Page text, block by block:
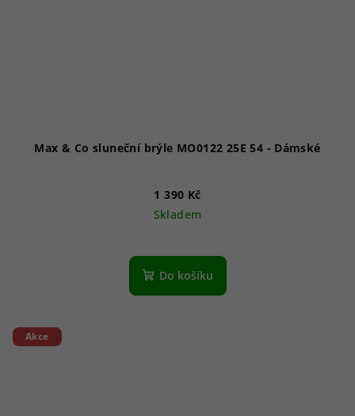
Max & Co sluneční brýle MO0122 25E 54 - Dámské
1 390 Kč
Skladem
Do košíku
Akce